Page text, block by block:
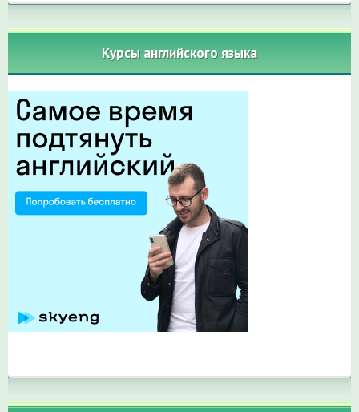
Курсы английского языка